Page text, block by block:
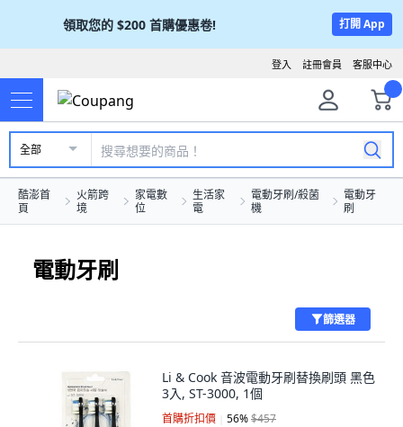
領取您的 $200 首購優惠卷! 打開 App
客服中心
註冊會員
登入
全部
酷澎首
頁
火箭跨
境
家電數
位
生活家
電
電動牙刷/殺菌
機
電動牙
刷
電動牙刷
篩選器
Li & Cook 音波電動牙刷替換刷頭 黑色
3入, ST-3000, 1個
首購折扣價 56%$457